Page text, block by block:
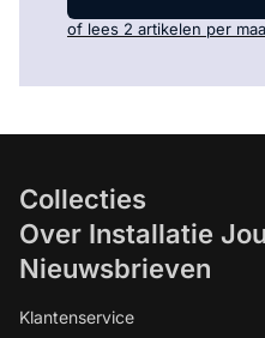
of lees 2 artikelen per
Collecties
Over Installatie
Nieuwsbrieven
Klantenservice